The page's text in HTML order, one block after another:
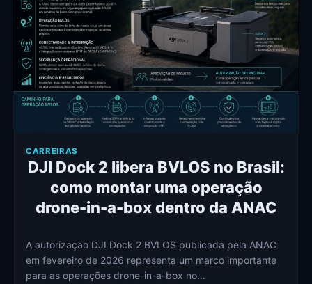
CARREIRAS
DJI Dock 2 libera BVLOS no Brasil:
como montar uma operação
drone-in-a-box dentro da ANAC
A autorização DJI Dock 2 BVLOS publicada pela ANAC
em fevereiro de 2026 representa um marco importante
para as operações drone-in-a-box no…